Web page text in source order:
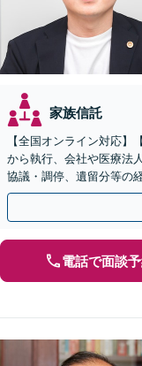
家族信託
【全国オンライン対応
から執行、会社や医療法
協議・調停、遺留分等の
があるため、お早めにご
電話で面談